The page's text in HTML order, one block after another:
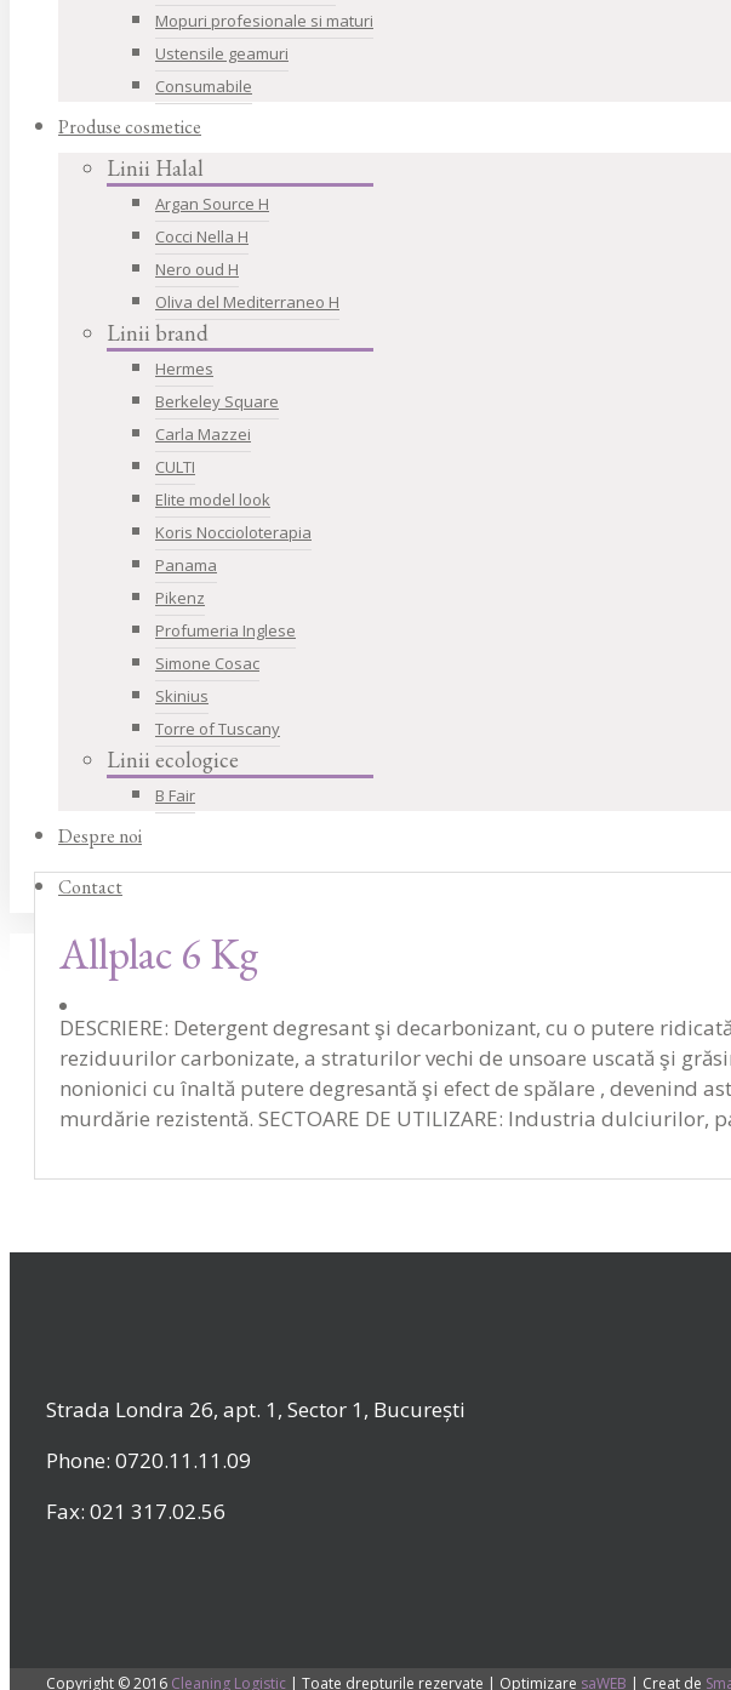
Mopuri profesionale si maturi
Ustensile geamuri
Consumabile
Produse cosmetice
Linii Halal
Argan Source H
Cocci Nella H
Nero oud H
Oliva del Mediterraneo H
Linii brand
Hermes
Berkeley Square
Carla Mazzei
CULTI
Elite model look
Koris Noccioloterapia
Panama
Pikenz
Profumeria Inglese
Simone Cosac
Skinius
Torre of Tuscany
Linii ecologice
B Fair
Despre noi
Contact
Allplac 6 Kg
DESCRIERE: Detergent degresant şi decarbonizant, cu o putere
reziduurilor carbonizate, a straturilor vechi de unsoare uscată şi
nonionici cu înaltă putere degresantă şi efect de spălare ,
murdărie rezistentă. SECTOARE DE UTILIZARE: Industria
Strada Londra 26, apt. 1, Sector 1, București
Phone: 0720.11.11.09
Fax: 021 317.02.56
Copyright © 2016 Cleaning Logistic | Toate drepturile rezervate | Optimizare saWEB | Creat de